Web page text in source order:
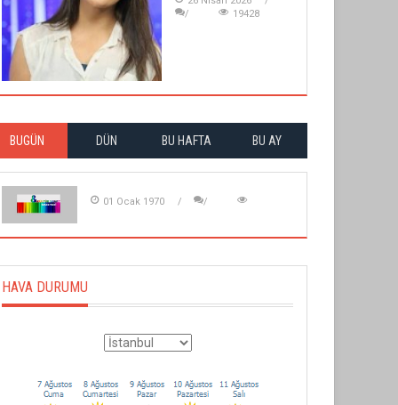
19428
BUGÜN DÜN BU HAFTA BU AY
01 Ocak 1970
HAVA DURUMU